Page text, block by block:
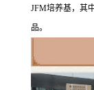
JFM培养基，其
品。